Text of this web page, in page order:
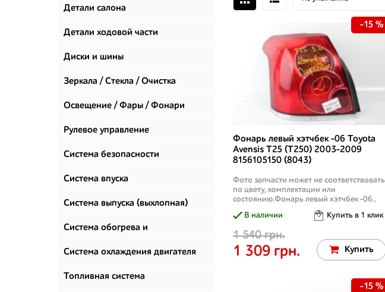
Детали салона
Детали ходовой части
Диски и шины
Зеркала / Стекла / Очистка
стекол
Освещение / Фары / Фонари
Рулевое управление
Система безопасности
Система впуска
Система выпуска (выхлопная)
Система обогрева и
климатизации
Система охлаждения двигателя
Топливная система
Фонарь левый хэтчбек -06 Toyota
Avensis T25 (T250) 2003-2009
8156105150 (8043)
Фото запчасти может не соответствовать
по цвету, комплектации или
состоянию.Фонарь левый хэтчбек -06..
В наличии
Купить в 1 клик
1 540 грн.
1 309 грн. Купить
-15 %
-15 %